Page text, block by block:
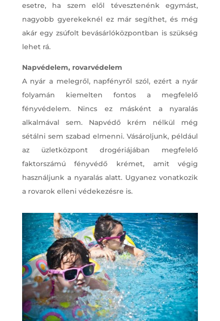
esetre, ha szem elől tévesztenénk egymást,
nagyobb gyerekeknél ez már segíthet, és még
akár egy zsúfolt bevásárlóközpontban is szükség
lehet rá.
Napvédelem, rovarvédelem
A nyár a melegről, napfényről szól, ezért a nyár
folyamán kiemelten fontos a megfelelő
fényvédelem. Nincs ez másként a nyaralás
alkalmával sem. Napvédő krém nélkül még
sétálni sem szabad elmenni. Vásároljunk, például
az üzletközpont drogériájában megfelelő
faktorszámú fényvédő krémet, amit végig
használjunk a nyaralás alatt. Ugyanez vonatkozik
a rovarok elleni védekezésre is.